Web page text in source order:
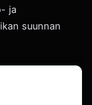
ja
suunnan